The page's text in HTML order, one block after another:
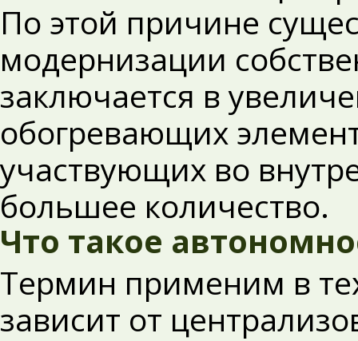
По этой причине
модернизации
заключается в
обогревающих
участвующих во
большее количество.
Что такое
Термин применим в
зависит от